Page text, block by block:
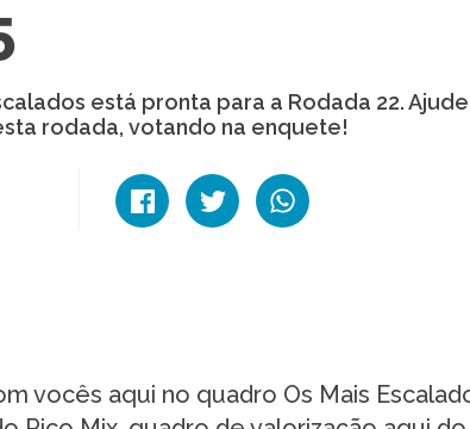
está pronta para a Rodada 22.
rodada, votando na enquete!
vocês aqui no quadro Os Mais